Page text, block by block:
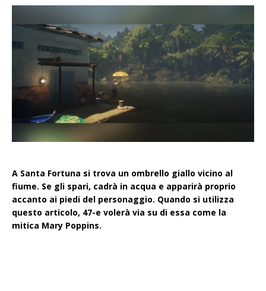
A Santa Fortuna si trova un ombrello giallo vicino al
fiume. Se gli spari, cadrà in acqua e apparirà proprio
accanto ai piedi del personaggio. Quando si utilizza
questo articolo, 47-e volerà via su di essa come la
mitica Mary Poppins.